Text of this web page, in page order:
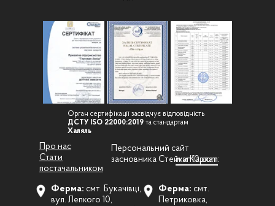
Стати
постачальником
Про нас
Ферма: смт. Букачівці,
вул. Лепкого 10,
Орган сертифікації засвідчує відповідність
ДСТУ ISO 22000:2019 та стандартам
Халяль
Персональний сайт
засновника Стейки Карпат:
ivan10.com
Ферма: смт.
Петриковка,